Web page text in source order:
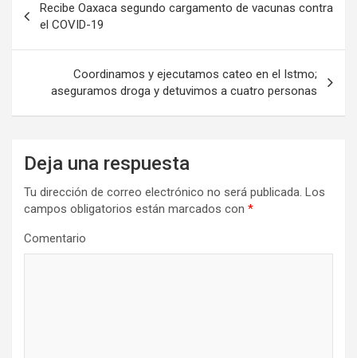
de
entradas
Recibe Oaxaca segundo cargamento de vacunas contra
el COVID-19
Coordinamos y ejecutamos cateo en el Istmo;
aseguramos droga y detuvimos a cuatro personas
Deja una respuesta
Tu dirección de correo electrónico no será publicada. Los
campos obligatorios están marcados con *
Comentario